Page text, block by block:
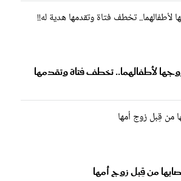
لأطفالهما.. تخطف فتاة وتقدمها
من قِبل زوج أمها